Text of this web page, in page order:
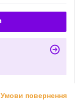
Умови повернення